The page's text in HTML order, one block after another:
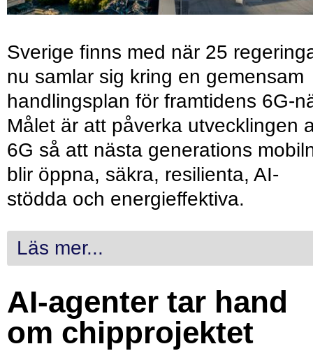
Sverige finns med när 25
nu samlar sig kring en gemensam
handlingsplan för framtidens 6G-
Målet är att påverka utvecklingen
6G så att nästa generations
blir öppna, säkra, resilienta, AI-
stödda och energieffektiva.
Läs mer...
AI-agenter tar hand
om chipprojektet